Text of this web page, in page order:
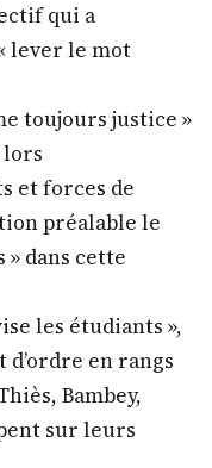
qui a
lever le mot
toujours justice »
lors
et forces de
préalable le
dans cette
les étudiants »,
d’ordre en rangs
Bambey,
sur leurs